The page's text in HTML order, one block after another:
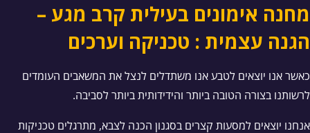
מחנה אימונים בעילית קרב מגע –
הגנה עצמית : טכניקה וערכים
כאשר אנו יוצאים לטבע אנו משתדלים לנצל את המשאבים העומדים
לרשותנו בצורה הטובה ביותר והידידותית ביותר לסביבה.
אנחנו יוצאים למסעות קצרים בסגנון הכנה לצבא, מתרגלים טכניקות